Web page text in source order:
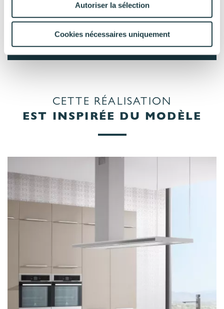
Autoriser la sélection
Cookies nécessaires uniquement
votre concepteur-décorateur Arthur Bonnet.
PRENDRE RENDEZ-VOUS
CETTE RÉALISATION
EST INSPIRÉE DU MODÈLE